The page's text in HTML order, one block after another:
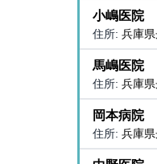
小嶋医院
住所: 兵庫
馬嶋医院
住所: 兵庫
岡本病院
住所: 兵庫